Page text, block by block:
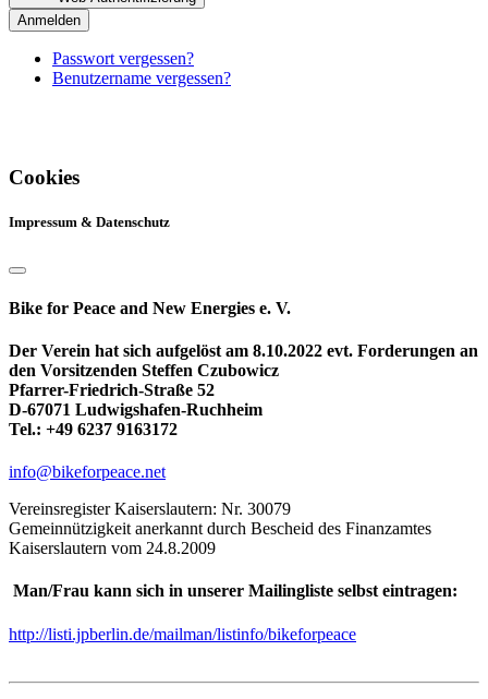
Anmelden
Passwort vergessen?
Benutzername vergessen?
Cookies
Impressum & Datenschutz
Bike for Peace and New Energies e. V.
Der Verein hat sich aufgelöst am 8.10.2022 evt. Forderungen an
den Vorsitzenden Steffen Czubowicz
Pfarrer-Friedrich-Straße 52
D-67071 Ludwigshafen-Ruchheim
Tel.: +49 6237 9163172
info@bikeforpeace.net
Vereinsregister Kaiserslautern: Nr. 30079
Gemeinnützigkeit anerkannt durch Bescheid des Finanzamtes
Kaiserslautern vom 24.8.2009
Man/Frau kann sich in unserer Mailingliste selbst eintragen:
http://listi.jpberlin.de/mailman/listinfo/bikeforpeace